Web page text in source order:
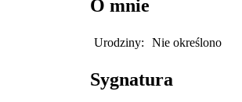
O mnie
Urodziny: Nie określono
Sygnatura